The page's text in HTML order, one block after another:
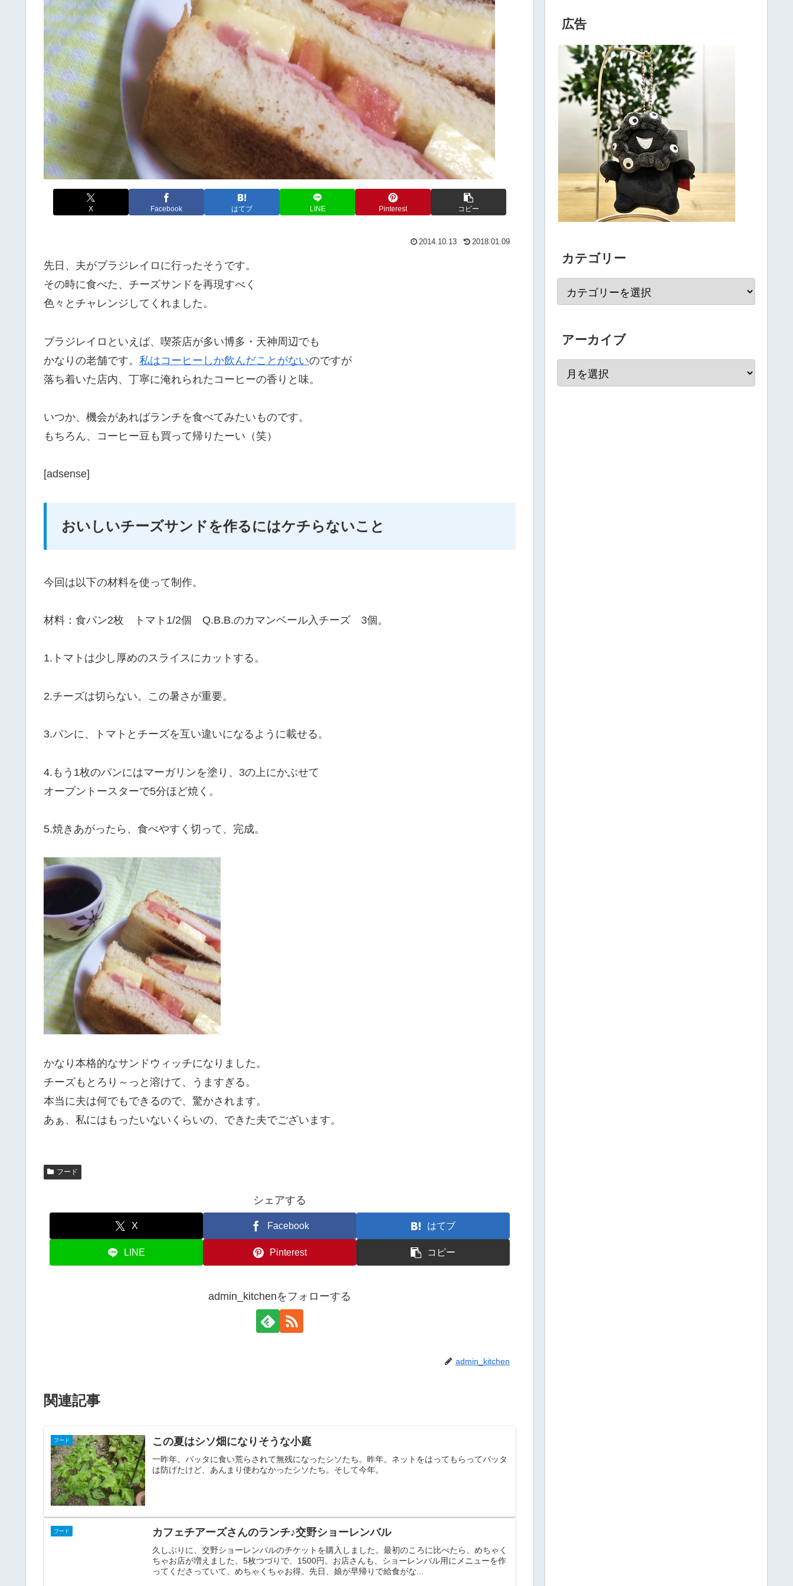
X Facebook はてブ LINE Pinterest コピー
2014.10.13 2018.01.09
先日、夫がブラジレイロに行ったそうです。
その時に食べた、チーズサンドを再現すべく
色々とチャレンジしてくれました。
ブラジレイロといえば、喫茶店が多い博多・天神周辺でも
かなりの老舗です。 私はコーヒーしか飲んだことがないのですが
落ち着いた店内、丁寧に淹れられたコーヒーの香りと味。
いつか、機会があればランチを食べてみたいものです。
もちろん、コーヒー豆も買って帰りたーい（笑）
[adsense]
おいしいチーズサンドを作るにはケチらないこと
今回は以下の材料を使って制作。
材料：食パン2枚 トマト1/2個 Q.B.B.のカマンベール入チーズ 3個。
1.トマトは少し厚めのスライスにカットする。
2.チーズは切らない。この暑さが重要。
3.パンに、トマトとチーズを互い違いになるように載せる。
4.もう1枚のパンにはマーガリンを塗り、3の上にかぶせて
オーブントースターで5分ほど焼く。
5.焼きあがったら、食べやすく切って、完成。
かなり本格的なサンドウィッチになりました。
チーズもとろり～っと溶けて、うますぎる。
本当に夫は何でもできるので、驚かされます。
あぁ、私にはもったいないくらいの、できた夫でございます。
フード
シェアする
X Facebook はてブ
LINE Pinterest コピー
admin_kitchenをフォローする
admin_kitchen
関連記事
フード この夏はシソ畑になりそうな小庭
一昨年。バッタに食い荒らされて無残になったシソたち。昨年。ネットをはってもらってバッタ
は防げたけど、あんまり使わなかったシソたち。そして今年。
フード カフェチアーズさんのランチ♪交野ショーレンバル
久しぶりに、交野ショーレンバルのチケットを購入しました。最初のころに比べたら、めちゃく
ちゃお店が増えました。5枚つづりで、1500円。お店さんも、ショーレンバル用にメニューを作
ってくださっていて、めちゃくちゃお得。先日、娘が早帰りで給食がな...
広告
カテゴリー
アーカイブ